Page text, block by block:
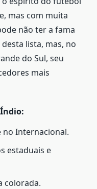
mas com muita
não ter a fama
lista, mas, no
do Sul, seu
mais
no Internacional.
estaduais e
colorada.